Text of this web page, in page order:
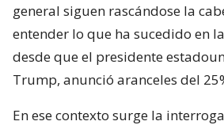
general siguen rascándose la
entender lo que ha sucedido en
desde que el presidente
Trump, anunció aranceles del
En ese contexto surge la